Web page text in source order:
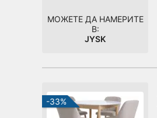
МОЖЕТЕ ДА НАМЕРИТЕ
В:
JYSK
-33%